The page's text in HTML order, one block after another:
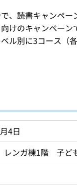
、読書キャンペー
けのキャンペーン
ル別に3コース（
4日
レンガ棟1階　子ど